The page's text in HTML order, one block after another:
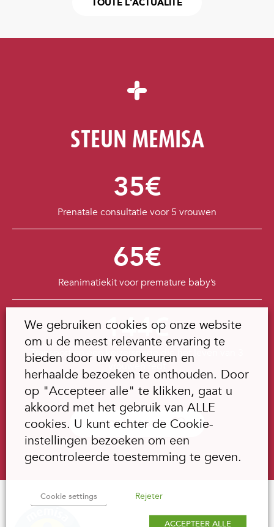
TOUTE L'ACTUALITÉ
STEUN MEMISA
35€
Prenatale consultatie voor 5 vrouwen
65€
Reanimatiekit voor premature baby’s
144€
Transport en een keizersnede die het leven van 3
vrouwen redt
IK DOE EEN GIFT
We gebruiken cookies op onze website
om u de meest relevante ervaring te
bieden door uw voorkeuren en
herhaalde bezoeken te onthouden. Door
op "Accepteer alle" te klikken, gaat u
akkoord met het gebruik van ALLE
cookies. U kunt echter de Cookie-
instellingen bezoeken om een
gecontroleerde toestemming te geven.
Cookie settings Rejeter
ACCEPTEER ALLE